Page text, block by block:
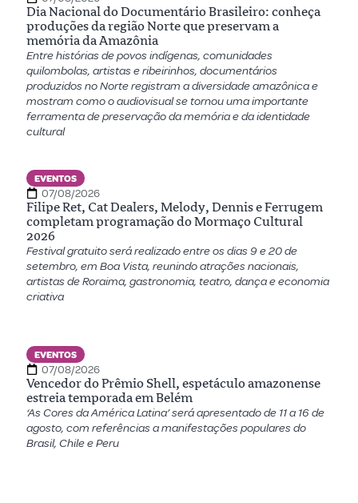
Dia Nacional do Documentário Brasileiro: conheça
produções da região Norte que preservam a
memória da Amazônia
Entre histórias de povos indígenas, comunidades
quilombolas, artistas e ribeirinhos, documentários
produzidos no Norte registram a diversidade amazônica e
mostram como o audiovisual se tornou uma importante
ferramenta de preservação da memória e da identidade
cultural
EVENTOS
07/08/2026
Filipe Ret, Cat Dealers, Melody, Dennis e Ferrugem
completam programação do Mormaço Cultural
2026
Festival gratuito será realizado entre os dias 9 e 20 de
setembro, em Boa Vista, reunindo atrações nacionais,
artistas de Roraima, gastronomia, teatro, dança e economia
criativa
EVENTOS
07/08/2026
Vencedor do Prêmio Shell, espetáculo amazonense
estreia temporada em Belém
‘As Cores da América Latina’ será apresentado de 11 a 16 de
agosto, com referências a manifestações populares do
Brasil, Chile e Peru